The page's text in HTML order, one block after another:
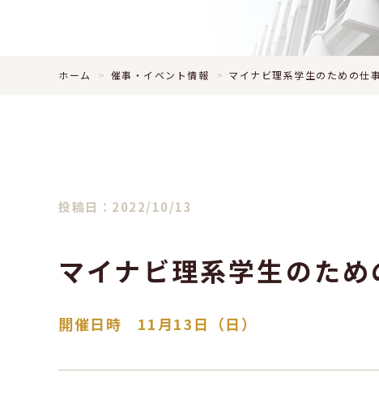
ホーム 催事・イベント情報 マイナビ理系学生のための仕
マイナビ理系学生のた
投稿日：2022/10/13
開催日時 11月13日（日）